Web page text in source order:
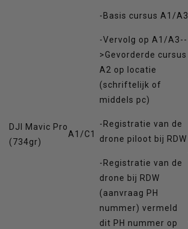
DJI Mavic Pro
(734gr)
A1/C1
-Basis cursus A1/A3
-Vervolg op A1/A3--
>Gevorderde cursus
A2 op locatie
(schriftelijk of
middels pc)
-Registratie van de
drone piloot bij RDW
-Registratie van de
drone bij RDW
(aanvraag PH
nummer) vermeld
dit PH nummer op